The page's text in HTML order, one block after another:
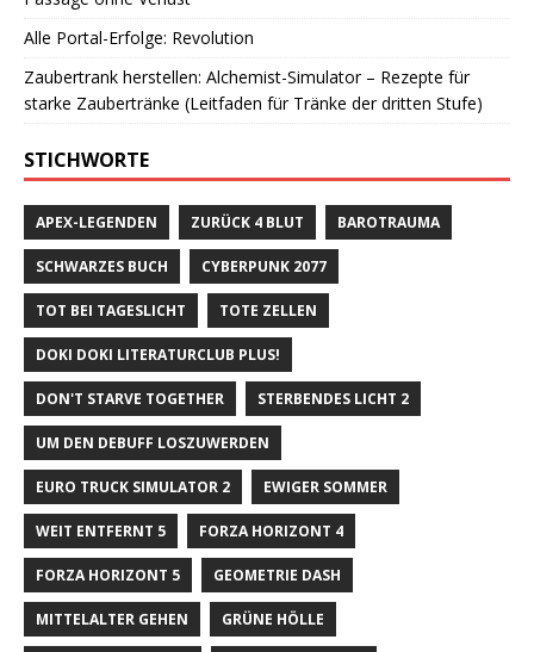
Alle Portal-Erfolge: Revolution
Zaubertrank herstellen: Alchemist-Simulator – Rezepte für
starke Zaubertränke (Leitfaden für Tränke der dritten Stufe)
STICHWORTE
APEX-LEGENDEN ZURÜCK 4 BLUT BAROTRAUMA
SCHWARZES BUCH CYBERPUNK 2077
TOT BEI TAGESLICHT TOTE ZELLEN
DOKI DOKI LITERATURCLUB PLUS!
DON'T STARVE TOGETHER STERBENDES LICHT 2
UM DEN DEBUFF LOSZUWERDEN
EURO TRUCK SIMULATOR 2 EWIGER SOMMER
WEIT ENTFERNT 5 FORZA HORIZONT 4
FORZA HORIZONT 5 GEOMETRIE DASH
MITTELALTER GEHEN GRÜNE HÖLLE